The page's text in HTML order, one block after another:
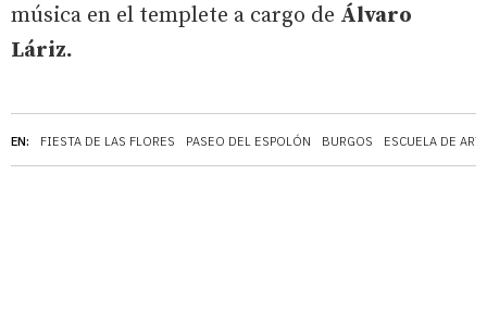
EN: FIESTA DE LAS FLORES PASEO DEL ESPOLÓN BURGOS ESCUELA DE
música en el templete a cargo de Álvaro
Láriz.